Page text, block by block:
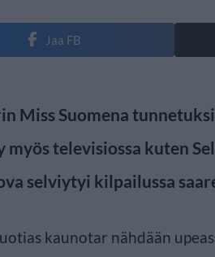
Jaa FB
Miss Suomena
myös televisiossa kuten
selviytyi kilpailussa
kaunotar nähdään